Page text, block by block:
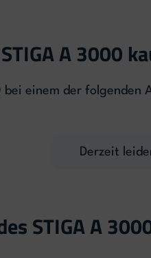
A 3000
bei einem der folgenden
Derzeit
STIGA A